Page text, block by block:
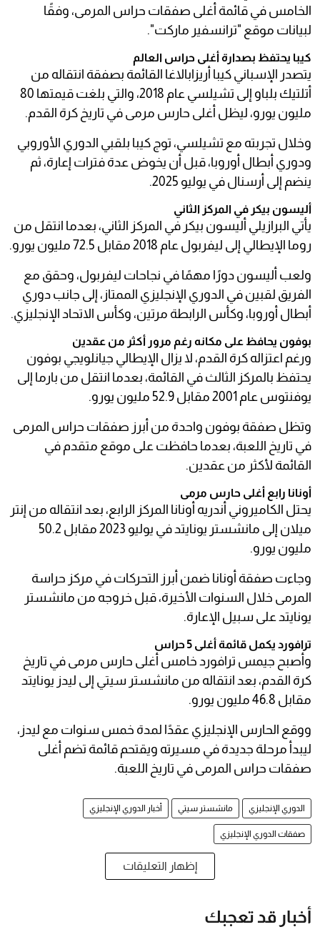
الخامس في قائمة أغلى صفقات حراس المرمى، وفقًا
لبيانات موقع "ترانسفير ماركت".
كيبا يحتفظ بصدارة أغلى حراس العالم
يتصدر الإسباني كيبا أريزابالاغا القائمة بصفقة انتقاله من
أتلتيك بلباو إلى تشيلسي عام 2018، والتي بلغت قيمتها 80
مليون يورو، ليظل أغلى حارس مرمى في تاريخ كرة القدم.
وخلال تجربته مع تشيلسي، توج كيبا بلقبي الدوري الأوروبي
ودوري أبطال أوروبا، قبل أن يخوض عدة فترات إعارة، ثم
ينضم إلى أرسنال في يوليو 2025.
أليسون بيكر في المركز الثاني
يأتي البرازيلي أليسون بيكر في المركز الثاني، بعدما انتقل من
روما الإيطالي إلى ليفربول عام 2018 مقابل 72.5 مليون يورو.
ولعب أليسون دورًا مهمًا في نجاحات ليفربول، وحقق مع
الفريق لقبين في الدوري الإنجليزي الممتاز، إلى جانب دوري
أبطال أوروبا، وكأس الرابطة مرتين، وكأس الاتحاد الإنجليزي.
بوفون يحافظ على مكانه رغم مرور أكثر من عقدين
ورغم اعتزاله كرة القدم، لا يزال الإيطالي جيانلويجي بوفون
يحتفظ بالمركز الثالث في القائمة، بعدما انتقل من بارما إلى
يوفنتوس عام 2001 مقابل 52.9 مليون يورو.
وتظل صفقة بوفون واحدة من أبرز صفقات حراس المرمى
في تاريخ اللعبة، بعدما حافظت على موقع متقدم في
القائمة لأكثر من عقدين.
أونانا رابع أغلى حارس مرمى
يحتل الكاميروني أندريه أونانا المركز الرابع، بعد انتقاله من إنتر
ميلان إلى مانشستر يونايتد في يوليو 2023 مقابل 50.2
مليون يورو.
وجاءت صفقة أونانا ضمن أبرز التحركات في مركز حراسة
المرمى خلال السنوات الأخيرة، قبل خروجه من مانشستر
يونايتد على سبيل الإعارة.
ترافورد يكمل قائمة أغلى 5 حراس
وأصبح جيمس ترافورد خامس أغلى حارس مرمى في تاريخ
كرة القدم، بعد انتقاله من مانشستر سيتي إلى ليدز يونايتد
مقابل 46.8 مليون يورو.
ووقع الحارس الإنجليزي عقدًا لمدة خمس سنوات مع ليدز،
ليبدأ مرحلة جديدة في مسيرته ويقتحم قائمة تضم أغلى
صفقات حراس المرمى في تاريخ اللعبة.
الدوري الإنجليزي مانشستر سيتي أخبار الدوري الإنجليزي
صفقات الدوري الإنجليزي
إظهار التعليقات
أخبار قد تعجبك